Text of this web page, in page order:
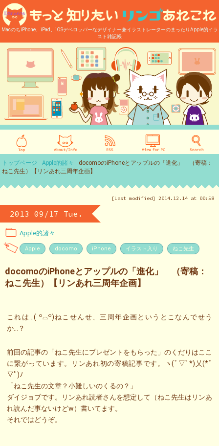
MacのちiPhone、iPad、iOSデベロッパーなデザイナー兼イラストレーターのまったりApple的イラ
スト雑記帳
トップページ Apple的諸々
docomoのiPhoneとアップルの「進化」 （寄稿：
ねこ先生）【リンあれ三周年企画】
[Last modified] 2014.12.14 at 00:58
2013 09/17 Tue.
Apple的諸々
Apple docomo iPhone イラスト入り ねこ先生
docomoのiPhoneとアップルの「進化」 （寄稿：
ねこ先生）【リンあれ三周年企画】
これは…( ꒪⌓꒪)ねこせんせ、三周年企画というとこなんでせう
か…？
前回の記事の「ねこ先生にプレゼントをもらった」のくだりはここ
に繋がっています。リンあれ初の寄稿記事です。ヽ(ﾟ▽ﾟ*)乂(*ﾟ
▽ﾟ)ﾉ
「ねこ先生の文章？小難しいのくるの？」
ダイジョブです。リンあれ読者さんを想定して（ねこ先生はリンあ
れ読んだ事ないけどw）書いてます。
それではどうぞ。